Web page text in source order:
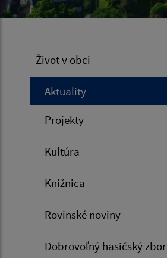
Život v obci
Aktuality
Projekty
Kultúra
Knižnica
Rovinské noviny
Dobrovoľný hasičský zbor